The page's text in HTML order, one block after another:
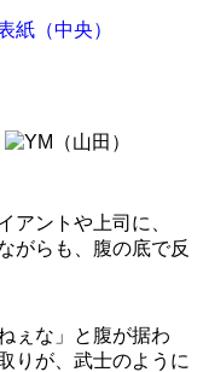
アントや上司に、
がらも、腹の底で反
ぇな」と腹が据わ
りが、武士のように